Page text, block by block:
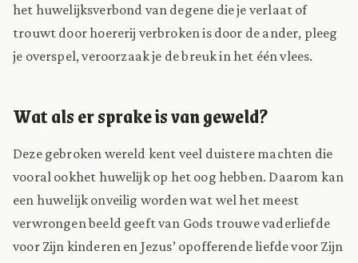
het huwelijksverbond van degene die je verlaat of
trouwt door hoererij verbroken is door de ander, pleeg
je overspel, veroorzaak je de breuk in het één vlees.
Wat als er sprake is van geweld?
Deze gebroken wereld kent veel duistere machten die
vooral ookhet huwelijk op het oog hebben. Daarom kan
een huwelijk onveilig worden wat wel het meest
verwrongen beeld geeft van Gods trouwe vaderliefde
voor Zijn kinderen en Jezus’ opofferende liefde voor Zijn